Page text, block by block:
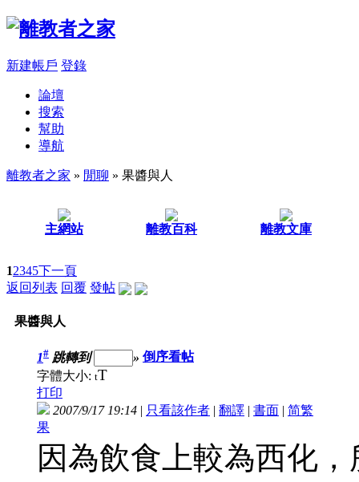
新建帳戶 登錄
論壇
搜索
幫助
導航
離教者之家 » 閒聊 » 果醬與人
主網站 離教百科 離教文庫
12345下一頁
返回列表 回覆 發帖
果醬與人
1# 跳轉到 » 倒序看帖
字體大小: tT
打印
2007/9/17 19:14 | 只看該作者 | 翻譯 | 書面 | 简繁
果
因為飲食上較為西化